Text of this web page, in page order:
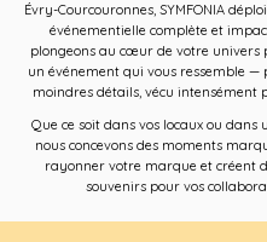
Évry-Courcouronnes, SYMFONIA
événementielle complète et
plongeons au cœur de votre univers
un événement qui vous ressemble —
moindres détails, vécu intensément
Que ce soit dans vos locaux ou dans
nous concevons des moments
rayonner votre marque et créent
souvenirs pour vos